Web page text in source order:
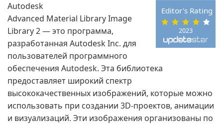
2023
Editor's Rating
Autodesk
Advanced Material Library Image
Library 2 — это программа,
разработанная Autodesk Inc. для
пользователей программного
обеспечения Autodesk. Эта библиотека
предоставляет широкий спектр
высококачественных изображений, которые можно
использовать при создании 3D-проектов, анимации
и визуализаций. Эти изображения организованы по